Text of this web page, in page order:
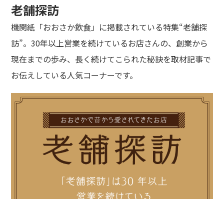
老舗探訪
機関紙「おおさか飲食」に掲載されている特集“老舗探
訪”。30年以上営業を続けているお店さんの、創業から
現在までの歩み、長く続けてこられた秘訣を取材記事で
お伝えしている人気コーナーです。